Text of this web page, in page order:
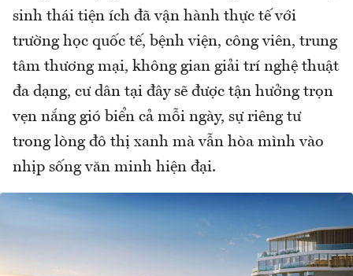
sinh thái tiện ích đã vận hành thực tế với
trường học quốc tế, bệnh viện, công viên, trung
tâm thương mại, không gian giải trí nghệ thuật
đa dạng, cư dân tại đây sẽ được tận hưởng trọn
vẹn nắng gió biển cả mỗi ngày, sự riêng tư
trong lòng đô thị xanh mà vẫn hòa mình vào
nhịp sống văn minh hiện đại.